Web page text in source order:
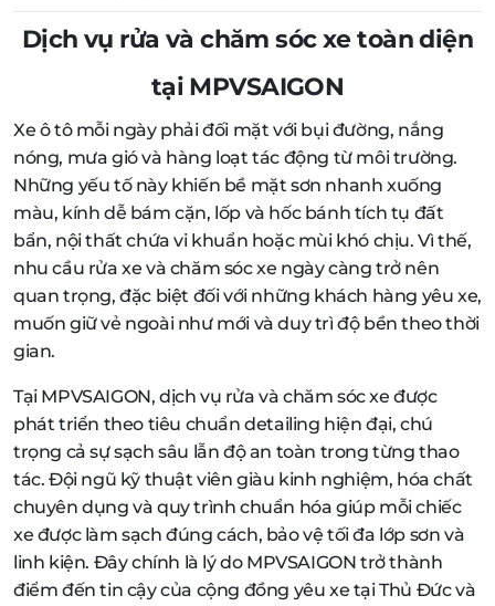
Dịch vụ rửa và chăm sóc xe toàn diện
tại MPVSAIGON
Xe ô tô mỗi ngày phải đối mặt với bụi đường, nắng
nóng, mưa gió và hàng loạt tác động từ môi trường.
Những yếu tố này khiến bề mặt sơn nhanh xuống
màu, kính dễ bám cặn, lốp và hốc bánh tích tụ đất
bẩn, nội thất chứa vi khuẩn hoặc mùi khó chịu. Vì thế,
nhu cầu rửa xe và chăm sóc xe ngày càng trở nên
quan trọng, đặc biệt đối với những khách hàng yêu xe,
muốn giữ vẻ ngoài như mới và duy trì độ bền theo thời
gian.
Tại MPVSAIGON, dịch vụ rửa và chăm sóc xe được
phát triển theo tiêu chuẩn detailing hiện đại, chú
trọng cả sự sạch sâu lẫn độ an toàn trong từng thao
tác. Đội ngũ kỹ thuật viên giàu kinh nghiệm, hóa chất
chuyên dụng và quy trình chuẩn hóa giúp mỗi chiếc
xe được làm sạch đúng cách, bảo vệ tối đa lớp sơn và
linh kiện. Đây chính là lý do MPVSAIGON trở thành
điểm đến tin cậy của cộng đồng yêu xe tại Thủ Đức và